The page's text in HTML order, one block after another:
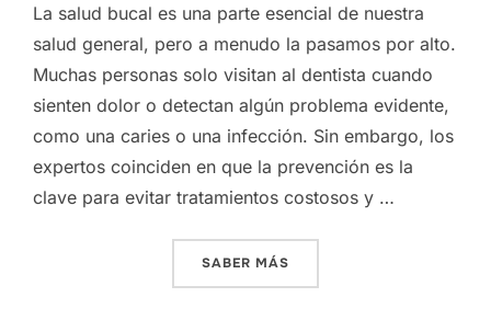
La salud bucal es una parte esencial de nuestra
salud general, pero a menudo la pasamos por alto.
Muchas personas solo visitan al dentista cuando
sienten dolor o detectan algún problema evidente,
como una caries o una infección. Sin embargo, los
expertos coinciden en que la prevención es la
clave para evitar tratamientos costosos y …
SABER MÁS